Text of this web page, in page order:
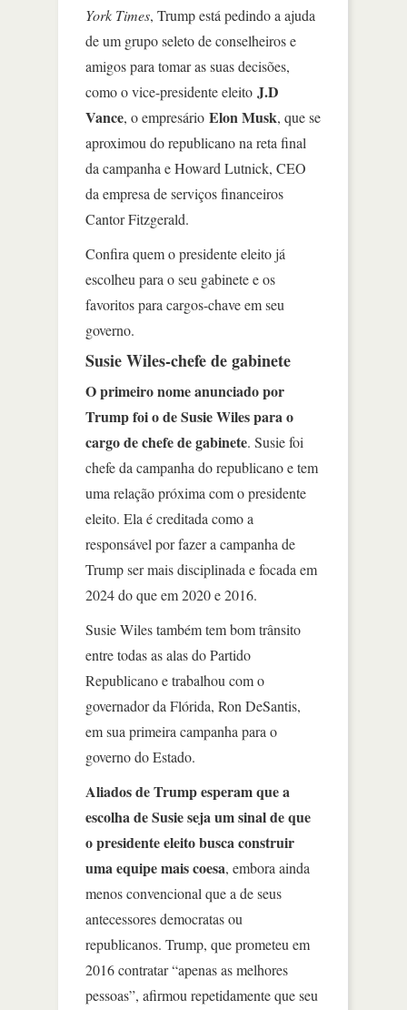
York Times, Trump está pedindo a ajuda
de um grupo seleto de conselheiros e
amigos para tomar as suas decisões,
como o vice-presidente eleito J.D
Vance, o empresário Elon Musk, que se
aproximou do republicano na reta final
da campanha e Howard Lutnick, CEO
da empresa de serviços financeiros
Cantor Fitzgerald.
Confira quem o presidente eleito já
escolheu para o seu gabinete e os
favoritos para cargos-chave em seu
governo.
Susie Wiles-chefe de gabinete
O primeiro nome anunciado por
Trump foi o de Susie Wiles para o
cargo de chefe de gabinete. Susie foi
chefe da campanha do republicano e tem
uma relação próxima com o presidente
eleito. Ela é creditada como a
responsável por fazer a campanha de
Trump ser mais disciplinada e focada em
2024 do que em 2020 e 2016.
Susie Wiles também tem bom trânsito
entre todas as alas do Partido
Republicano e trabalhou com o
governador da Flórida, Ron DeSantis,
em sua primeira campanha para o
governo do Estado.
Aliados de Trump esperam que a
escolha de Susie seja um sinal de que
o presidente eleito busca construir
uma equipe mais coesa, embora ainda
menos convencional que a de seus
antecessores democratas ou
republicanos. Trump, que prometeu em
2016 contratar “apenas as melhores
pessoas”, afirmou repetidamente que seu